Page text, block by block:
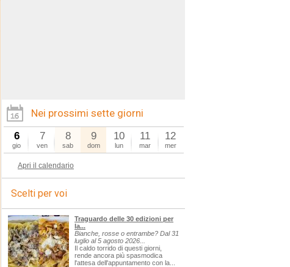
Nei prossimi sette giorni
6
gio
7
ven
8
sab
9
dom
10
lun
11
mar
12
mer
Apri il calendario
Scelti per voi
Traguardo delle 30 edizioni per
la...
Bianche, rosse o entrambe? Dal 31
luglio al 5 agosto 2026...
Il caldo torrido di questi giorni,
rende ancora più spasmodica
l'attesa dell'appuntamento con la...